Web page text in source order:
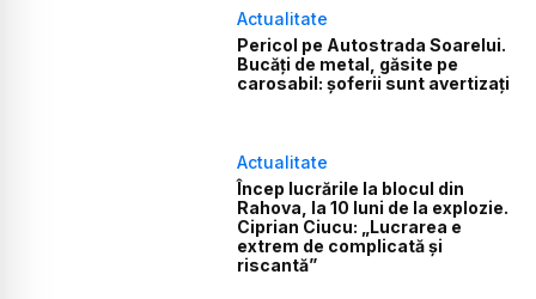
Actualitate
Pericol pe Autostrada Soarelui.
Bucăți de metal, găsite pe
carosabil: șoferii sunt avertizați
Actualitate
Încep lucrările la blocul din
Rahova, la 10 luni de la explozie.
Ciprian Ciucu: „Lucrarea e
extrem de complicată și
riscantă”